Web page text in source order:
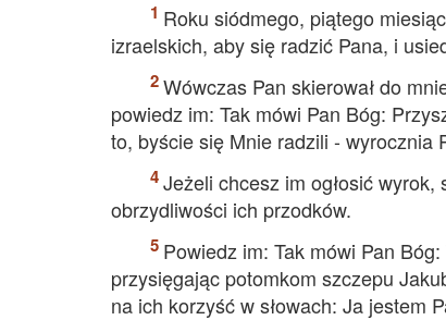
Roku siódmego, piątego
izraelskich, aby się radzić Pana, i
Wówczas Pan skierował do
powiedz im: Tak mówi Pan Bóg:
to, byście się Mnie radzili - wyrocznia
Jeżeli chcesz im ogłosić
obrzydliwości ich przodków.
Powiedz im: Tak mówi Pan
przysięgając potomkom szczepu
na ich korzyść w słowach: Ja jestem